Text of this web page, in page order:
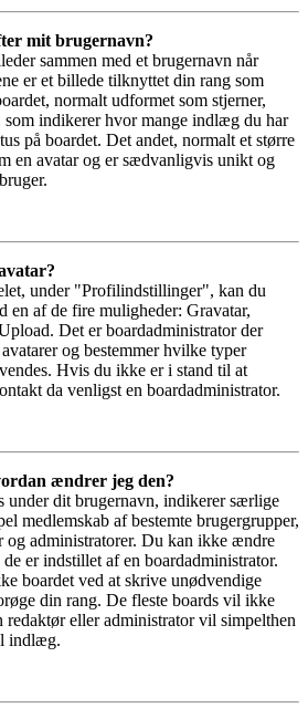
mit brugernavn?
sammen med et brugernavn når
er et billede tilknyttet din rang som
normalt udformet som stjerner,
som indikerer hvor mange indlæg du har
på boardet. Det andet, normalt et større
en avatar og er sædvanligvis unikt og
under "Profilindstillinger", kan du
en af de fire muligheder: Gravatar,
Det er boardadministrator der
og bestemmer hvilke typer
Hvis du ikke er i stand til at
da venligst en boardadministrator.
ændrer jeg den?
under dit brugernavn, indikerer særlige
medlemskab af bestemte brugergrupper,
og administratorer. Du kan ikke ændre
er indstillet af en boardadministrator.
boardet ved at skrive unødvendige
din rang. De fleste boards vil ikke
redaktør eller administrator vil simpelthen
indlæg.